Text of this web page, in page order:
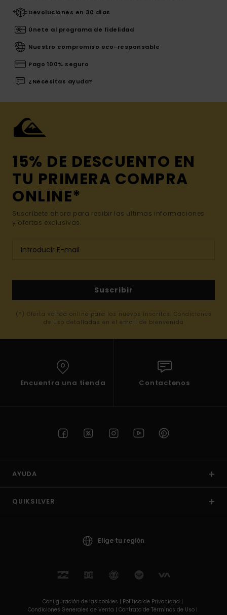
Devoluciones en 30 días
Únete al programa de fidelidad
Nuestro compromiso eco-responsable
Pago 100% seguro
¿Necesitas ayuda?
15% DE DESCUENTO EN
TU PRIMERA COMPRA
ONLINE*
Suscríbete ahora para recibir las ultimas informaciones
y ofertas exclusivas.
Suscribir
(*) Oferta valida online para los nuevos inscritos. Condiciones
de uso detalladas en el email de bienvenida
Encuentra una tienda Contactenos
AYUDA
QUIKSILVER
Elige tu región
Configuración de las cookies | Política de Privacidad |
Condiciones Generales de Venta | Contrato de Términos de Uso |